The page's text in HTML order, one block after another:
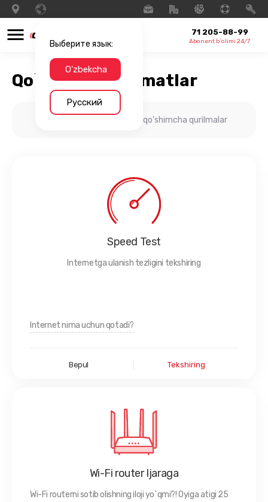
Выберите язык:
O'zbekcha
Русский
71 205-88-99
Abonent b`olimi 24/7
Qo`shimcha xizmatlar
Internetingiz uchun qo'shimcha qurilmalar
Speed Test
Internetga ulanish tezligini tekshiring
Internet nima uchun qotadi?
Bepul Tekshiring
Wi-Fi router Ijaraga
Wi-Fi routerni sotib olishning iloji yo`qmi?! Oyiga atigi 25